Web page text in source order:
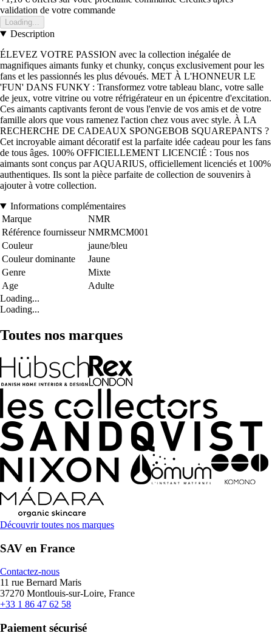
validation de votre commande
Loading...
Description
ÉLEVEZ VOTRE PASSION avec la collection inégalée de
magnifiques aimants funky et chunky, conçus exclusivement pour les
fans et les passionnés les plus dévoués. MET À L'HONNEUR LE
'FUN' DANS FUNKY : Transformez votre tableau blanc, votre salle
de jeux, votre vitrine ou votre réfrigérateur en un épicentre d'excitation.
Ces aimants captivants feront de vous l'envie de vos amis et de votre
famille alors que vous ramenez l'action chez vous avec style. À LA
RECHERCHE DE CADEAUX SPONGEBOB SQUAREPANTS ?
Cet incroyable aimant décoratif est la parfaite idée cadeau pour les fans
de tous âges. 100% OFFICIELLEMENT LICENCIÉ : Tous nos
aimants sont conçus par AQUARIUS, officiellement licenciés et 100%
authentiques. Ils sont la pièce parfaite de collection de souvenirs à
ajouter à votre collection.
Informations complémentaires
Marque
NMR
Référence fournisseur NMRMCM001
Couleur
jaune/bleu
Couleur dominante
Jaune
Genre
Mixte
Age
Adulte
Loading...
Loading...
Toutes nos marques
Découvrir toutes nos marques
SAV en France
Contactez-nous
11 rue Bernard Maris
37270 Montlouis-sur-Loire, France
+33 1 86 47 62 58
Paiement sécurisé